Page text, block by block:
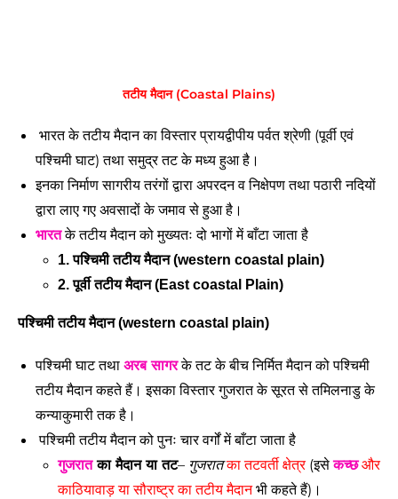
तटीय मैदान (Coastal Plains)
भारत के तटीय मैदान का विस्तार प्रायद्वीपीय पर्वत श्रेणी (पूर्वी एवं
पश्चिमी घाट) तथा समुद्र तट के मध्य हुआ है।
इनका निर्माण सागरीय तरंगों द्वारा अपरदन व निक्षेपण तथा पठारी नदियों
द्वारा लाए गए अवसादों के जमाव से हुआ है।
भारत के तटीय मैदान को मुख्यतः दो भागों में बाँटा जाता है
1. पश्चिमी तटीय मैदान (western coastal plain)
2. पूर्वी तटीय मैदान (East coastal Plain)
पश्चिमी तटीय मैदान (western coastal plain)
पश्चिमी घाट तथा अरब सागर के तट के बीच निर्मित मैदान को पश्चिमी
तटीय मैदान कहते हैं। इसका विस्तार गुजरात के सूरत से तमिलनाडु के
कन्याकुमारी तक है।
पश्चिमी तटीय मैदान को पुनः चार वर्गों में बाँटा जाता है
गुजरात का मैदान या तट– गुजरात का तटवर्ती क्षेत्र (इसे कच्छ और
काठियावाड़ या सौराष्ट्र का तटीय मैदान भी कहते हैं)।